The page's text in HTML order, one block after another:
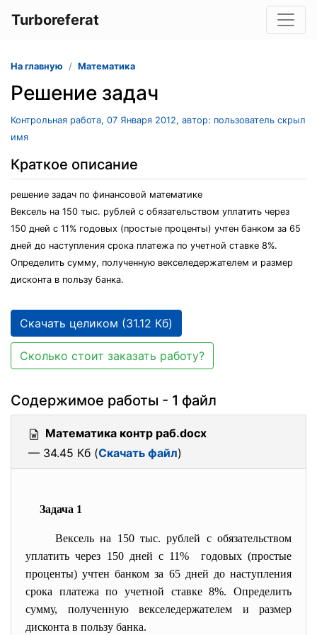
Turboreferat
На главную Математика
Решение задач
Контрольная работа, 07 Января 2012, автор: пользователь скрыл
имя
Краткое описание
решение задач по финансовой математике
Вексель на 150 тыс. рублей с обязательством уплатить через
150 дней с 11% годовых (простые проценты) учтен банком за 65
дней до наступления срока платежа по учетной ставке 8%.
Определить сумму, полученную векселедержателем и размер
дисконта в пользу банка.
Скачать целиком (31.12 Кб)
Сколько стоит заказать работу?
Содержимое работы - 1 файл
Математика контр раб.docx
— 34.45 Кб (Скачать файл)
Задача 1
Вексель на 150 тыс. рублей с обязательством
уплатить через 150 дней с 11% годовых (простые
проценты) учтен банком за 65 дней до наступления
срока платежа по учетной ставке 8%. Определить
сумму, полученную векселедержателем и размер
дисконта в пользу банка.